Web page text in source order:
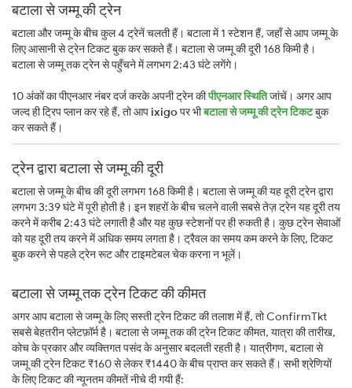
बटाला से जम्मू की ट्रेन
बटाला और जम्मू के बीच कुल 4 ट्रेनें चलती हैं। बटाला में 1 स्टेशन हैं, जहाँ से आप जम्मू के
लिए आसानी से ट्रेन टिकट बुक कर सकते हैं। बटाला से जम्मू की दूरी 168 किमी है।
बटाला से जम्मू तक ट्रेन से पहुँचने में लगभग 2:43 घंटे लगेंगे।
10 अंकों का पीएनआर नंबर दर्ज करके अपनी ट्रेन कीपीएनआर स्थितिजांचें। अगर आप
जल्द ही ट्रिप प्लान कर रहे हैं, तो आपixigoपर भीबटाला से जम्मू की ट्रेन टिकटबुक
कर सकते हैं।
ट्रेन द्वारा बटाला से जम्मू की दूरी
बटाला से जम्मू के बीच की दूरी लगभग 168 किमी है। बटाला से जम्मू की यह दूरी ट्रेन द्वारा
लगभग 3:39 घंटे में पूरी होती है। इन शहरों के बीच चलने वाली सबसे तेज़ ट्रेन यह दूरी तय
करने में करीब 2:43 घंटे लगाती है और यह कुछ स्टेशनों पर ही रुकती है। कुछ ट्रेन सेवाओं
को यह दूरी तय करने में अधिक समय लगता है। ट्रैवल का समय कम करने के लिए, टिकट
बुक करने से पहले ट्रेन रूट और टाइमटेबल चेक करना न भूलें।
बटाला से जम्मू तक ट्रेन टिकट की कीमत
अगर आप बटाला से जम्मू के लिए सस्ती ट्रेन टिकट की तलाश में हैं, तो ConfirmTkt
सबसे बेहतरीन प्लेटफ़ॉर्म है। बटाला से जम्मू तक की ट्रेन टिकट कीमत, यात्रा की तारीख,
कोच के प्रकार और व्यक्तिगत पसंद के अनुसार बदलती रहती है। यात्रीगण, बटाला से
जम्मू की ट्रेन टिकट ₹160 से लेकर ₹1440 के बीच प्राप्त कर सकते हैं। सभी श्रेणियों
के लिए टिकट की न्यूनतम कीमतें नीचे दी गयी हैं: